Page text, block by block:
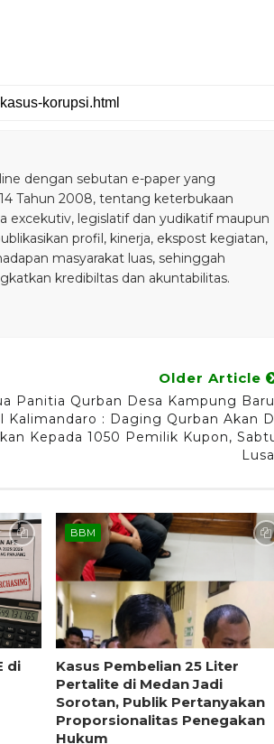
dengan sebutan e-paper yang
Tahun 2008, tentang keterbukaan
excekutiv, legislatif dan yudikatif maupun
profil, kinerja, ekspost kegiatan,
masyarakat luas, sehinggah
kredibiltas dan akuntabilitas.
Older Article
Panitia Qurban Desa Kampung
Kalimandaro : Daging Qurban Akan
Kepada 1050 Pemilik Kupon,
di
BBM
Kasus Pembelian 25 Liter
Pertalite di Medan Jadi
Sorotan, Publik Pertanyakan
Proporsionalitas Penegakan
Hukum